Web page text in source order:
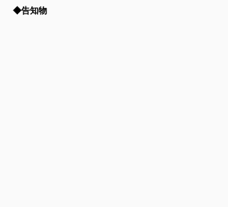
◆告知物